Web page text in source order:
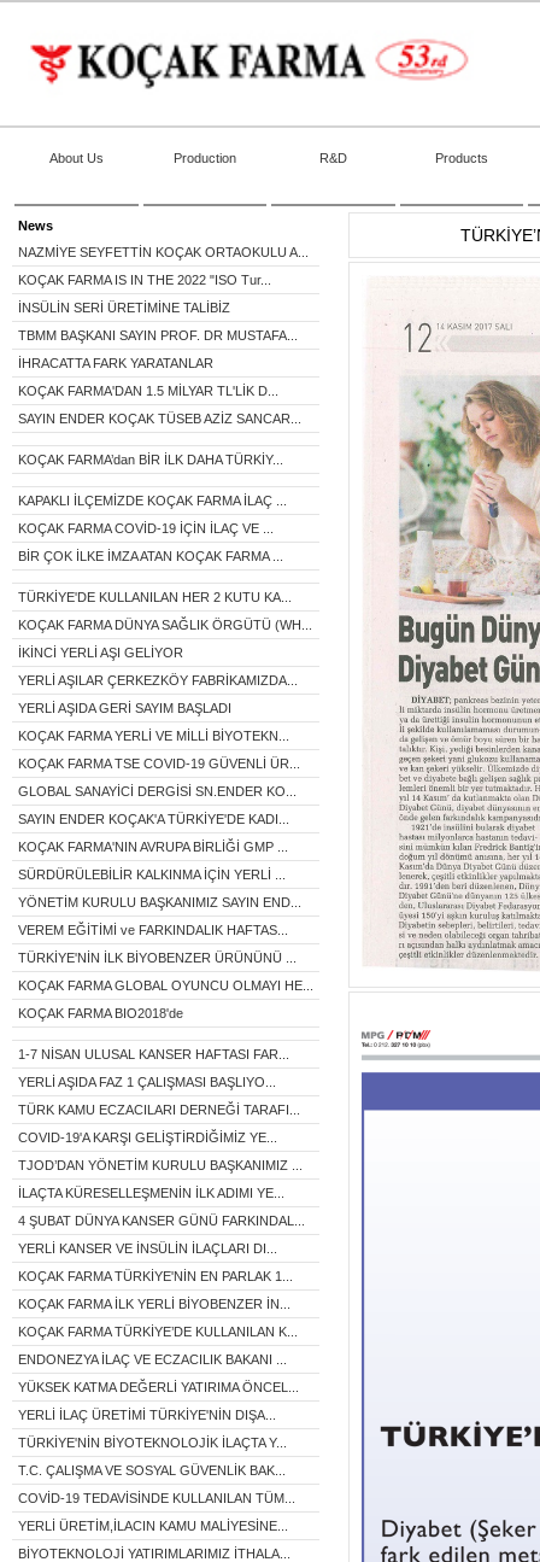
About Us Production R&D Products
News
NAZMİYE SEYFETTİN KOÇAK ORTAOKULU A...
KOÇAK FARMA IS IN THE 2022 "ISO Tur...
İNSÜLİN SERİ ÜRETİMİNE TALİBİZ
TBMM BAŞKANI SAYIN PROF. DR MUSTAFA...
İHRACATTA FARK YARATANLAR
KOÇAK FARMA'DAN 1.5 MİLYAR TL'LİK D...
SAYIN ENDER KOÇAK TÜSEB AZİZ SANCAR...
KOÇAK FARMA’dan BİR İLK DAHA TÜRKİY...
KAPAKLI İLÇEMİZDE KOÇAK FARMA İLAÇ ...
KOÇAK FARMA COVİD-19 İÇİN İLAÇ VE ...
BİR ÇOK İLKE İMZA ATAN KOÇAK FARMA ...
TÜRKİYE'DE KULLANILAN HER 2 KUTU KA...
KOÇAK FARMA DÜNYA SAĞLIK ÖRGÜTÜ (WH...
İKİNCİ YERLİ AŞI GELİYOR
YERLİ AŞILAR ÇERKEZKÖY FABRİKAMIZDA...
YERLİ AŞIDA GERİ SAYIM BAŞLADI
KOÇAK FARMA YERLİ VE MİLLİ BİYOTEKN...
KOÇAK FARMA TSE COVID-19 GÜVENLİ ÜR...
GLOBAL SANAYİCİ DERGİSİ SN.ENDER KO...
SAYIN ENDER KOÇAK'A TÜRKİYE'DE KADI...
KOÇAK FARMA'NIN AVRUPA BİRLİĞİ GMP ...
SÜRDÜRÜLEBİLİR KALKINMA İÇİN YERLİ ...
YÖNETİM KURULU BAŞKANIMIZ SAYIN END...
VEREM EĞİTİMİ ve FARKINDALIK HAFTAS...
TÜRKİYE'NİN İLK BİYOBENZER ÜRÜNÜNÜ ...
KOÇAK FARMA GLOBAL OYUNCU OLMAYI HE...
KOÇAK FARMA BIO2018'de
1-7 NİSAN ULUSAL KANSER HAFTASI FAR...
YERLİ AŞIDA FAZ 1 ÇALIŞMASI BAŞLIYO...
TÜRK KAMU ECZACILARI DERNEĞİ TARAFI...
COVID-19'A KARŞI GELİŞTİRDİĞİMİZ YE...
TJOD’DAN YÖNETİM KURULU BAŞKANIMIZ ...
İLAÇTA KÜRESELLEŞMENİN İLK ADIMI YE...
4 ŞUBAT DÜNYA KANSER GÜNÜ FARKINDAL...
YERLİ KANSER VE İNSÜLİN İLAÇLARI DI...
KOÇAK FARMA TÜRKİYE'NİN EN PARLAK 1...
KOÇAK FARMA İLK YERLİ BİYOBENZER İN...
KOÇAK FARMA TÜRKİYE’DE KULLANILAN K...
ENDONEZYA İLAÇ VE ECZACILIK BAKANI ...
YÜKSEK KATMA DEĞERLİ YATIRIMA ÖNCEL...
YERLİ İLAÇ ÜRETİMİ TÜRKİYE'NİN DIŞA...
TÜRKİYE'NİN BİYOTEKNOLOJİK İLAÇTA Y...
T.C. ÇALIŞMA VE SOSYAL GÜVENLİK BAK...
COVİD-19 TEDAVİSİNDE KULLANILAN TÜM...
YERLİ ÜRETİM,İLACIN KAMU MALİYESİNE...
BİYOTEKNOLOJİ YATIRIMLARIMIZ İTHALA...